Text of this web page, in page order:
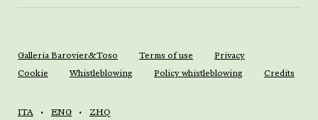
Galleria Barovier&Toso Terms of use
Privacy
Cookie
Whistleblowing Policy whistleblowing Credits
ITA ENG ZHQ